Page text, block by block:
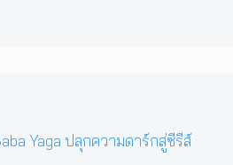
Yaga ปลุกความดาร์กสู่ซีรีส์